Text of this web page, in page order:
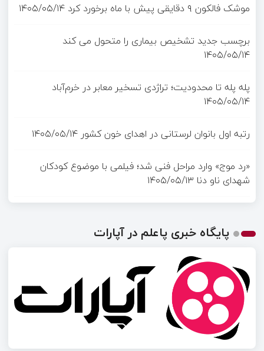
موشک فالکون ۹ دقایقی پیش با ماه برخورد کرد
۱۴۰۵/۰۵/۱۴
برچسب جدید تشخیص بیماری را متحول می کند
۱۴۰۵/۰۵/۱۴
پله پله تا محدودیت؛ تراژدی تسخیر معابر در خرم‌آباد
۱۴۰۵/۰۵/۱۴
رتبه اول بانوان لرستانی در اهدای خون کشور ۱۴۰۵/۰۵/۱۴
«رد موج» وارد مراحل فنی شد؛ فیلمی با موضوع کودکان
شهدای ناو دنا ۱۴۰۵/۰۵/۱۳
پایگاه خبری پاعلم در آپارات